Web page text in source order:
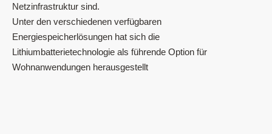
Netzinfrastruktur sind.
Unter den verschiedenen verfügbaren
Energiespeicherlösungen hat sich die
Lithiumbatterietechnologie als führende Option für
Wohnanwendungen herausgestellt